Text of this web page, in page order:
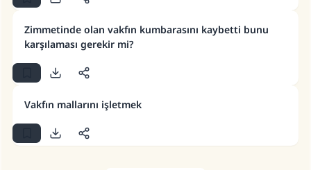
Zimmetinde olan vakfın kumbarasını kaybetti bunu
karşılaması gerekir mi?
Vakfın mallarını işletmek
Şimdi katkı yapın!